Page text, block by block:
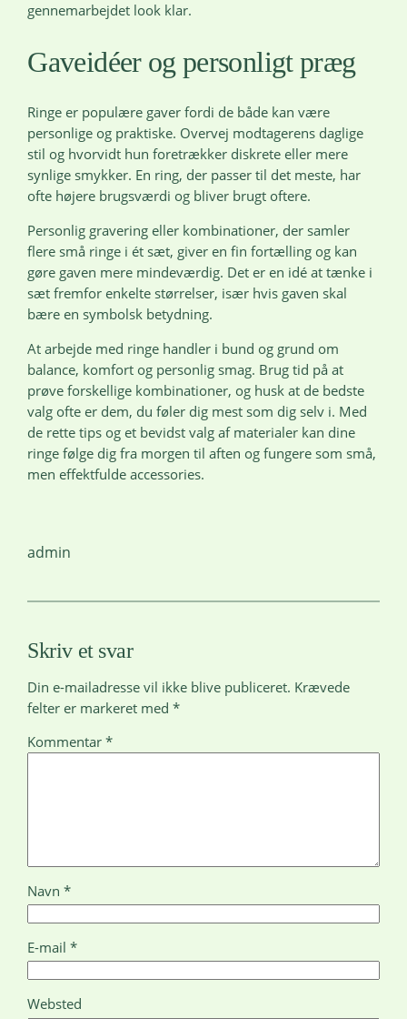
gennemarbejdet look klar.
Gaveidéer og personligt præg
Ringe er populære gaver fordi de både kan være
personlige og praktiske. Overvej modtagerens daglige
stil og hvorvidt hun foretrækker diskrete eller mere
synlige smykker. En ring, der passer til det meste, har
ofte højere brugsværdi og bliver brugt oftere.
Personlig gravering eller kombinationer, der samler
flere små ringe i ét sæt, giver en fin fortælling og kan
gøre gaven mere mindeværdig. Det er en idé at tænke i
sæt fremfor enkelte størrelser, især hvis gaven skal
bære en symbolsk betydning.
At arbejde med ringe handler i bund og grund om
balance, komfort og personlig smag. Brug tid på at
prøve forskellige kombinationer, og husk at de bedste
valg ofte er dem, du føler dig mest som dig selv i. Med
de rette tips og et bevidst valg af materialer kan dine
ringe følge dig fra morgen til aften og fungere som små,
men effektfulde accessories.
admin
Skriv et svar
Din e-mailadresse vil ikke blive publiceret. Krævede
felter er markeret med*
Kommentar*
Navn*
E-mail*
Websted